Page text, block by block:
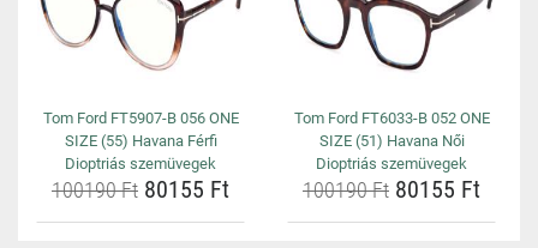
Tom Ford FT5907-B 056 ONE
SIZE (55) Havana Férfi
Dioptriás szemüvegek
100190 Ft 80155 Ft
Tom Ford FT6033-B 052 ONE
SIZE (51) Havana Női
Dioptriás szemüvegek
100190 Ft 80155 Ft